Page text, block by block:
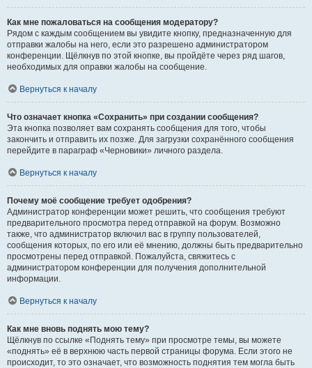
Как мне пожаловаться на сообщения модератору?
Рядом с каждым сообщением вы увидите кнопку, предназначенную для
отправки жалобы на него, если это разрешено администратором
конференции. Щёлкнув по этой кнопке, вы пройдёте через ряд шагов,
необходимых для оправки жалобы на сообщение.
Вернуться к началу
Что означает кнопка «Сохранить» при создании сообщения?
Эта кнопка позволяет вам сохранять сообщения для того, чтобы
закончить и отправить их позже. Для загрузки сохранённого сообщения
перейдите в параграф «Черновики» личного раздела.
Вернуться к началу
Почему моё сообщение требует одобрения?
Администратор конференции может решить, что сообщения требуют
предварительного просмотра перед отправкой на форум. Возможно
также, что администратор включил вас в группу пользователей,
сообщения которых, по его или её мнению, должны быть предварительно
просмотрены перед отправкой. Пожалуйста, свяжитесь с
администратором конференции для получения дополнительной
информации.
Вернуться к началу
Как мне вновь поднять мою тему?
Щёлкнув по ссылке «Поднять тему» при просмотре темы, вы можете
«поднять» её в верхнюю часть первой страницы форума. Если этого не
происходит, то это означает, что возможность поднятия тем могла быть